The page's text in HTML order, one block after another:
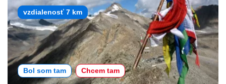
vzdialenosť 7 km
Bol som tam Chcem tam